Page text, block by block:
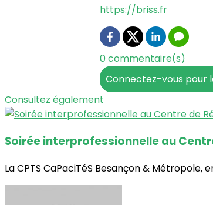
https://briss.fr
0 commentaire(s)
Connectez-vous pour
Consultez également
Soirée interprofessionnelle au
La CPTS CaPaciTéS Besançon &